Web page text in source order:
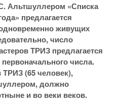
Альтшуллером «Списка
предлагается
живущих
число
ТРИЗ предлагается
числа.
(65 человек),
должно
и во веки веков.